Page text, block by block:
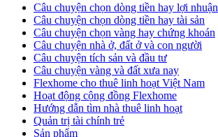
Câu chuyện chọn dòng tiền hay lợi nhuận
Câu chuyện chọn dòng tiền hay tài sản
Câu chuyện chọn vàng hay chứng khoán
Câu chuyện nhà ở, đất ở và con người
Câu chuyện tích sản và đầu tư
Câu chuyện vàng và đất xưa nay
Flexhome cho thuê linh hoạt Việt Nam
Hoạt động cộng đồng Flexhome
Hướng dẫn tìm nhà thuê linh hoạt
Quản trị tài chính trẻ
Sản phẩm